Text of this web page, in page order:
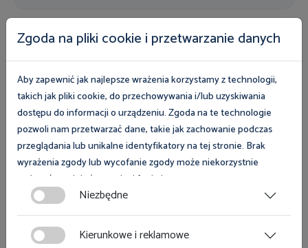
Nasza oferta
Uczestnicy programów i kampanii mogą wziąć udział
w bezpłatnych szkoleniach, skorzystać z eksperckiej
wiedzy inspektorów pracy oraz fachowych
poradników, list kontrolnych i pozostałych
publikacji. Zapoznaj się z naszą bezpłatną ofertą i
wybierz wsparcie dla siebie.
Przejdź do naszej oferty
Zgoda na pliki cookie i przetwarzanie danych
Aby zapewnić jak najlepsze wrażenia korzystamy z technologii,
takich jak pliki cookie, do przechowywania i/lub uzyskiwania
dostępu do informacji o urządzeniu. Zgoda na te technologie
pozwoli nam przetwarzać dane, takie jak zachowanie podczas
przeglądania lub unikalne identyfikatory na tej stronie. Brak
wyrażenia zgody lub wycofanie zgody może niekorzystnie
wpłynąć na niektóre cechy i funkcje.
Zgoda na pliki cookies jest dobrowolna i można ją wycofać lub
zmodyfikować w dowolnym momencie klikając w przycisk
Niezbędne
Kierunkowe i reklamowe